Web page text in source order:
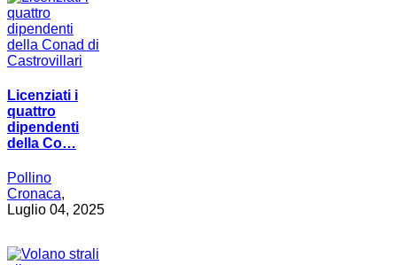
Licenziati i
quattro
dipendenti
della Co…
Pollino
Cronaca,
Luglio 04, 2025